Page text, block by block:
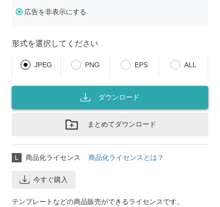
広告を非表示にする
形式を選択してください
JPEG PNG EPS ALL
ダウンロード
まとめてダウンロード
L 商品化ライセンス 商品化ライセンスとは？
今すぐ購入
テンプレートなどの商品販売ができるライセンスです。